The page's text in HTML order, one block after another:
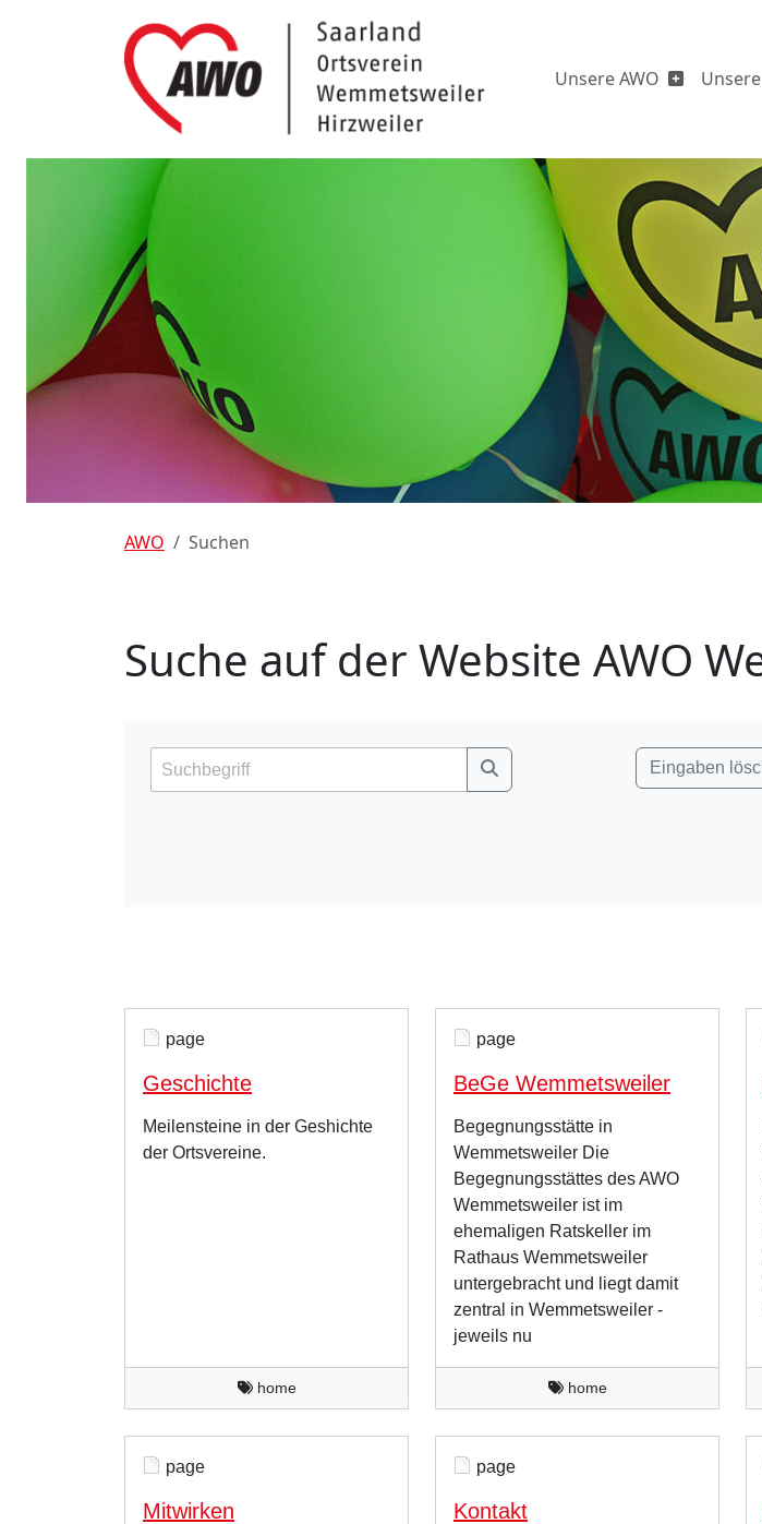
Unsere AWO
AWO Suchen
Suche auf der Website AWO
Eingaben
page
Geschichte
Meilensteine in der Geshichte
der Ortsvereine.
home
page
BeGe Wemmetsweiler
Begegnungsstätte in
Wemmetsweiler Die
Begegnungsstättes des AWO
Wemmetsweiler ist im
ehemaligen Ratskeller im
Rathaus Wemmetsweiler
untergebracht und liegt damit
zentral in Wemmetsweiler -
jeweils nu
home
page
Mitwirken
page
Kontakt